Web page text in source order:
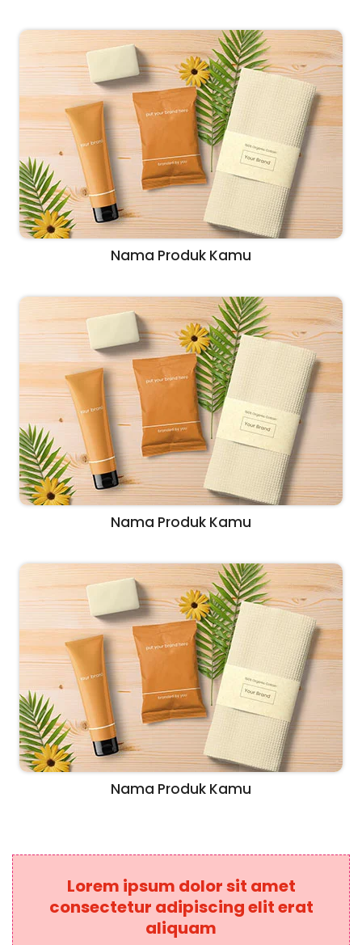
Nama Produk Kamu
Nama Produk Kamu
Nama Produk Kamu
Lorem ipsum dolor sit amet
consectetur adipiscing elit erat
aliquam